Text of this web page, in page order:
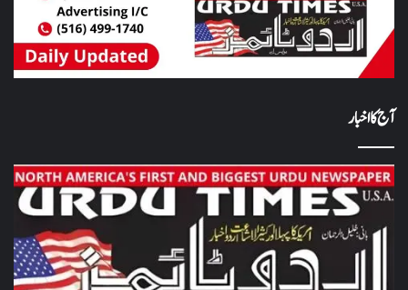
آج کا اخبار